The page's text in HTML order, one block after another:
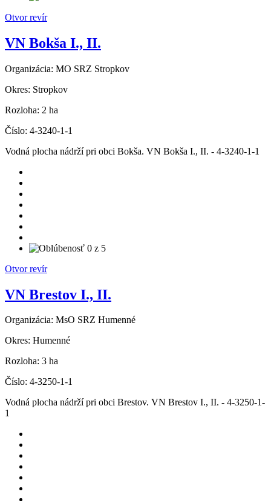
Otvor revír
VN Bokša I., II.
Organizácia: MO SRZ Stropkov
Okres: Stropkov
Rozloha: 2 ha
Číslo: 4-3240-1-1
Vodná plocha nádrží pri obci Bokša. VN Bokša I., II. - 4-3240-1-1
Otvor revír
VN Brestov I., II.
Organizácia: MsO SRZ Humenné
Okres: Humenné
Rozloha: 3 ha
Číslo: 4-3250-1-1
Vodná plocha nádrží pri obci Brestov. VN Brestov I., II. - 4-3250-1-
1